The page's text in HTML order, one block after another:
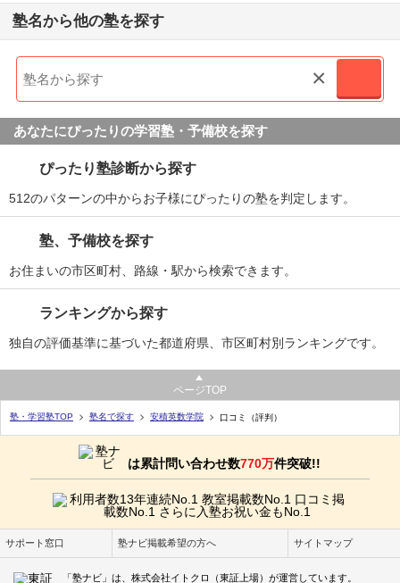
塾名から他の塾を探す
×
あなたにぴったりの学習塾・予備校を探す
ぴったり塾診断から探す
512のパターンの中からお子様にぴったりの塾を判定します。
塾、予備校を探す
お住まいの市区町村、路線・駅から検索できます。
ランキングから探す
独自の評価基準に基づいた都道府県、市区町村別ランキングです。
ページTOP
塾・学習塾TOP 塾名で探す 安積英数学院 口コミ（評判）
は累計問い合わせ数770万件突破!!
サポート窓口 塾ナビ掲載希望の方へ サイトマップ
「塾ナビ」は、株式会社イトクロ（東証上場）が運営しています。